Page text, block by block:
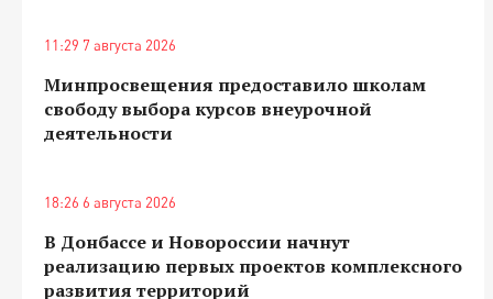
11:29 7 августа 2026
Минпросвещения предоставило школам
свободу выбора курсов внеурочной
деятельности
18:26 6 августа 2026
В Донбассе и Новороссии начнут
реализацию первых проектов комплексного
развития территорий